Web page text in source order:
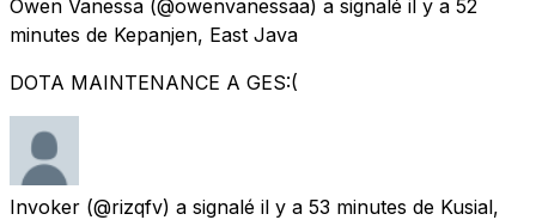
Owen Vanessa (@owenvanessaa) a signalé il y a 52
minutes de Kepanjen, East Java
DOTA MAINTENANCE A GES:(
Invoker (@rizqfv) a signalé il y a 53 minutes de Kusial,